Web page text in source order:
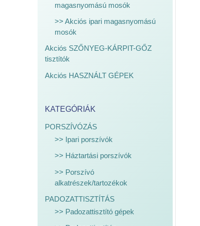
magasnyomású mosók
>> Akciós ipari magasnyomású
mosók
Akciós SZŐNYEG-KÁRPIT-GŐZ
tisztítók
Akciós HASZNÁLT GÉPEK
KATEGÓRIÁK
PORSZÍVÓZÁS
>> Ipari porszívók
>> Háztartási porszívók
>> Porszívó
alkatrészek/tartozékok
PADOZATTISZTÍTÁS
>> Padozattisztító gépek